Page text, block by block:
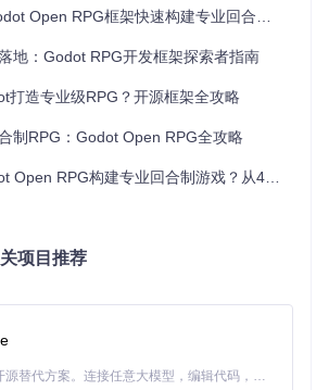
引擎支持，建议使用最新稳定版本以获得
隆仓库：
，使用Godot引擎打开项目
包含combat（战斗系统）、overworld
（核心逻辑）和assets（资源文件）等目
开始探索，重点了解战斗系统和角色控制
单，只需在Godot编辑器中打开main.tscn
RPG框架快速构建专业回合制游戏：7大核心优势与实战指南
地：Godot RPG开发框架探索者指南
打造专业级RPG？开源框架全攻略
制RPG：Godot Open RPG全攻略
构建专业回合制游戏？从4个维度掌握实战开发与架构设计
项目推荐
Claude Code 的开源替代方案。连接任意大模型，编辑代码，运行命令，自动验证 — 全自动执行。用 Rust 构建，极致性能。 ｜ An open-source alternative to Claude Code. Connect any LLM, edit code, run commands, and verify changes — autonomously. Built in Rust for speed. Get Started